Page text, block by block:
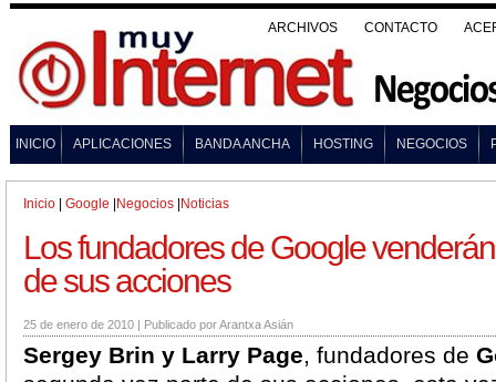
ARCHIVOS CONTACTO
INICIO APLICACIONES BANDA ANCHA HOSTING NEGOCIOS
Inicio Google Negocios Noticias
Los fundadores de Google
de sus acciones
25 de enero de 2010 | Publicado porArantxa Asián
Sergey Brin y Larry Page, fundadores de